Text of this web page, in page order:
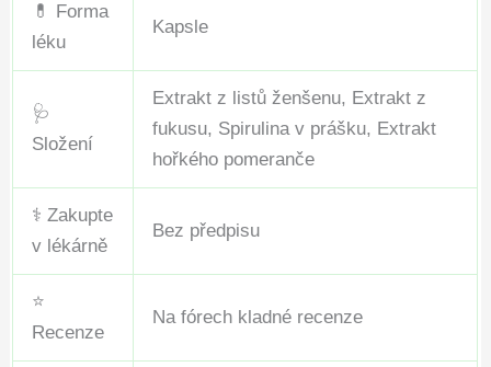
💊 Forma
léku
Kapsle
🩺
Složení
Extrakt z listů ženšenu, Extrakt z
fukusu, Spirulina v prášku, Extrakt
hořkého pomeranče
⚕️ Zakupte
v lékárně
Bez předpisu
⭐
Recenze
Na fórech kladné recenze